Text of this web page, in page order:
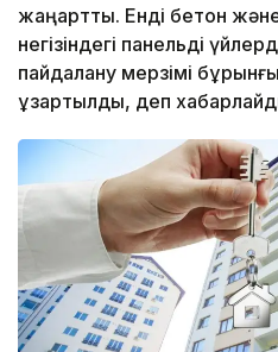
жаңартты. Енді бетон
негізіндегі панельді
пайдалану мерзімі
ұзартылды, деп